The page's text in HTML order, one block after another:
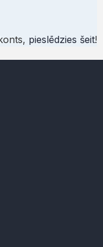
pieslēdzies šeit!